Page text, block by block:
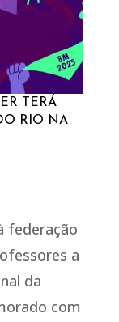
TERÁ
RIO NA
federação
a
da
com